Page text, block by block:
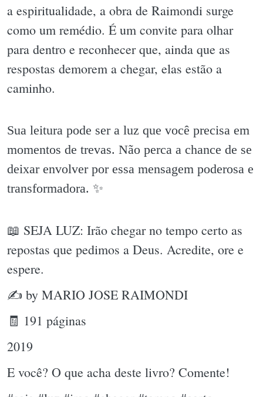
a espiritualidade, a obra de Raimondi surge
como um remédio. É um convite para olhar
para dentro e reconhecer que, ainda que as
respostas demorem a chegar, elas estão a
caminho.
Sua leitura pode ser a luz que você precisa em
momentos de trevas. Não perca a chance de se
deixar envolver por essa mensagem poderosa e
transformadora. ✨️
📖 SEJA LUZ: Irão chegar no tempo certo as
repostas que pedimos a Deus. Acredite, ore e
espere.
✍ by MARIO JOSE RAIMONDI
🧾 191 páginas
2019
E você? O que acha deste livro? Comente!